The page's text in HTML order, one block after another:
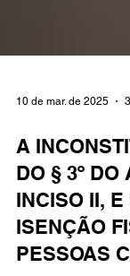
10 de mar. de 2025
A
DO § 3º DO
INCISO II, E